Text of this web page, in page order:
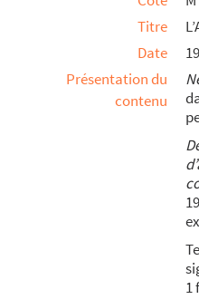
Titre
Date
Présentation du
contenu
1